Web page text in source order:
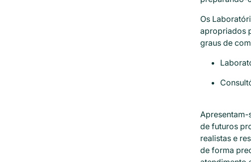
Os
apropriados
graus de
Apresentam-
de futuros
realistas e
de forma